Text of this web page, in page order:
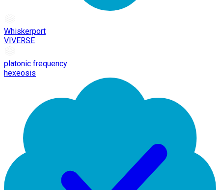
Whiskerport
VIVERSE
platonic frequency
hexeosis